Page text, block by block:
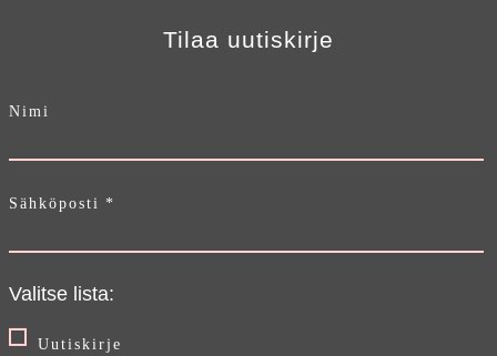
Tilaa uutiskirje
Nimi
Sähköposti *
Valitse lista:
Uutiskirje